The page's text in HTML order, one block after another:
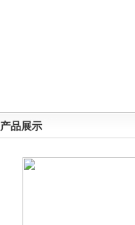
产品展示